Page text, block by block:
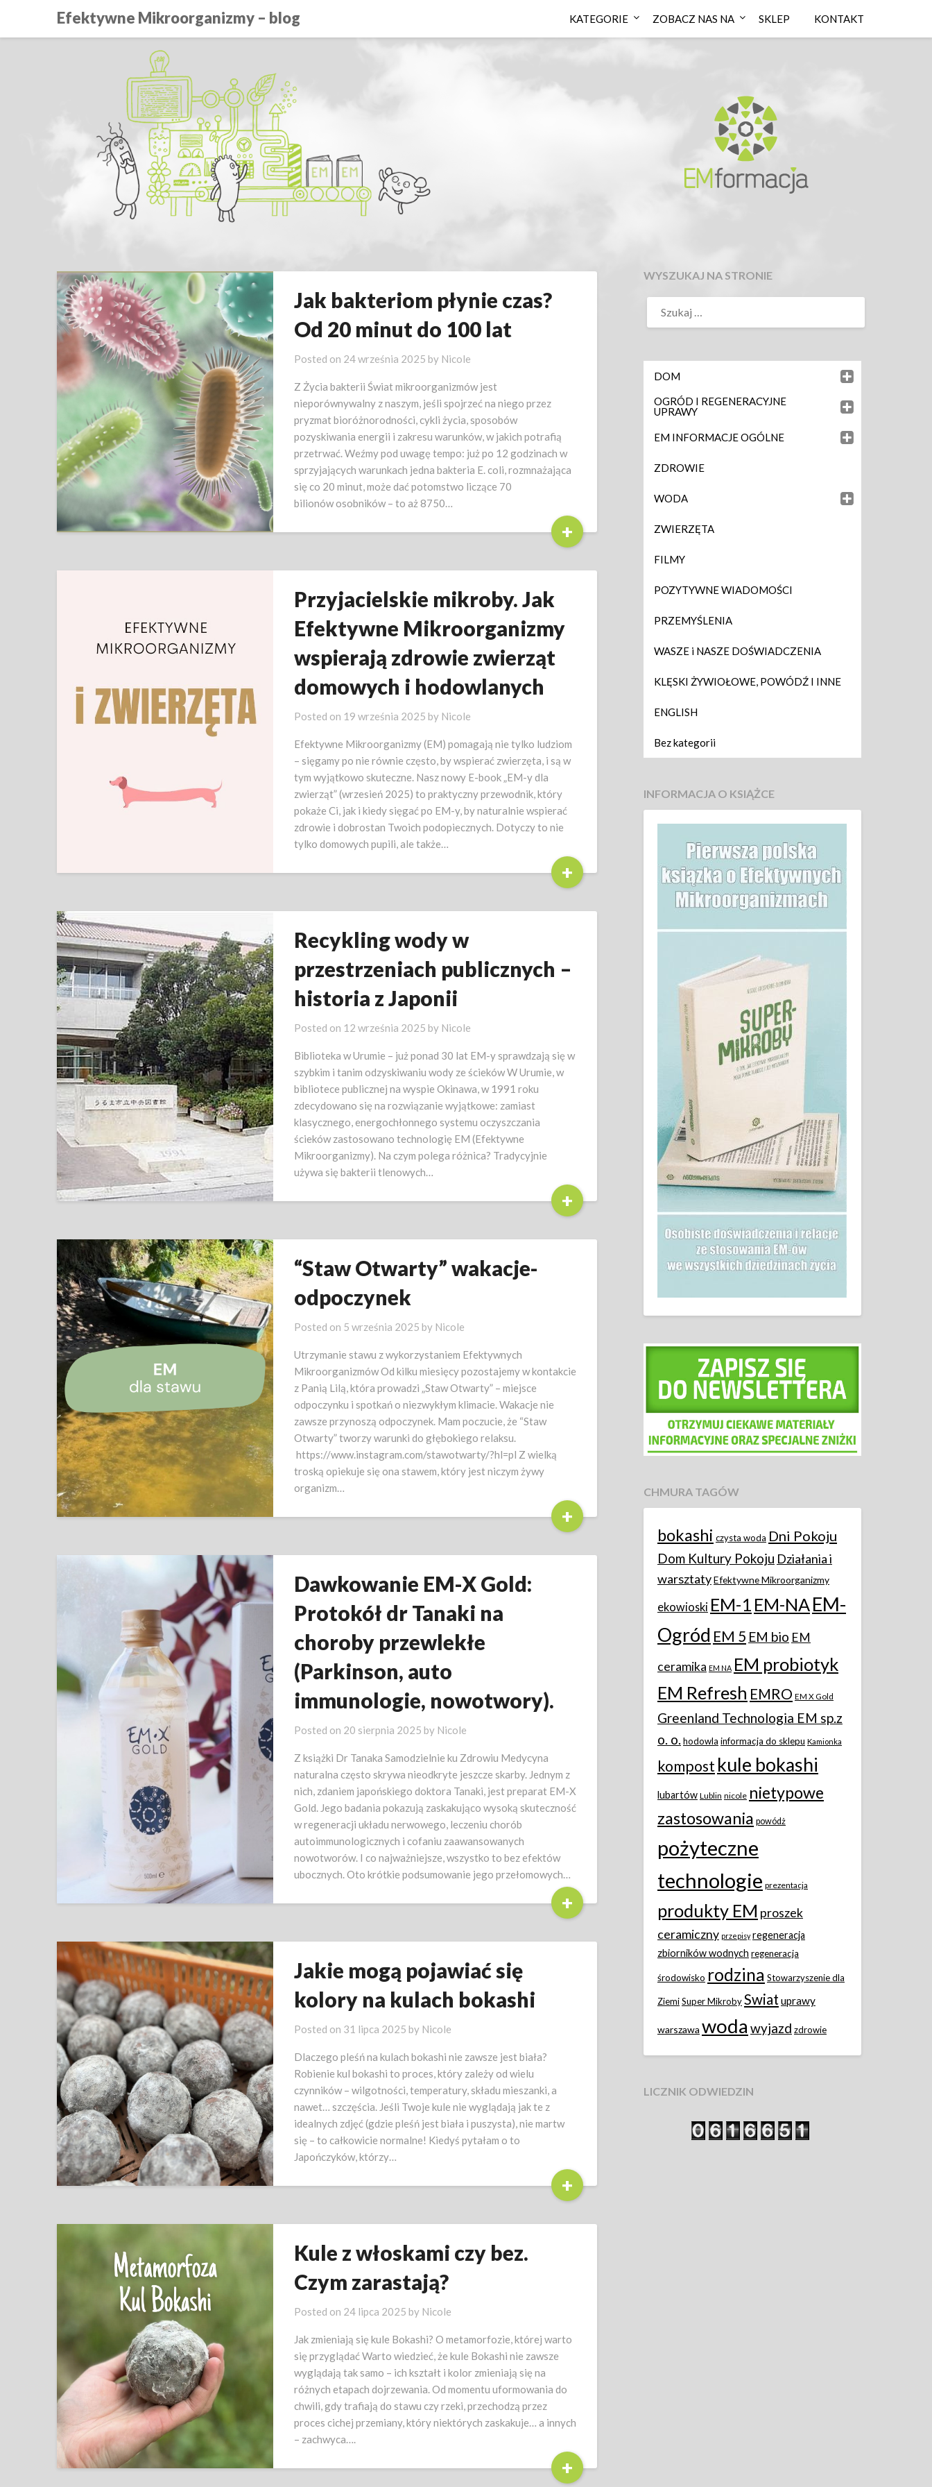
Efektywne Mikroorganizmy – blog KATEGORIE ZOBACZ NAS NA SKLEP KONTAKT
Jak bakteriom płynie czas?
Od 20 minut do 100 lat
Posted on 24 września 2025 by Nicole
Z Życia bakterii Świat mikroorganizmów jest
nieporównywalny z naszym, jeśli spojrzeć na niego przez
pryzmat bioróżnorodności, cykli życia, sposobów
pozyskiwania energii i zakresu warunków, w jakich potrafią
przetrwać. Weźmy pod uwagę tempo: już po 12 godzinach w
sprzyjających warunkach jedna bakteria E. coli, rozmnażająca
się co 20 minut, może dać potomstwo liczące 70
bilionów osobników – to aż 8750…
+
Przyjacielskie mikroby. Jak
Efektywne Mikroorganizmy
wspierają zdrowie zwierząt
domowych i hodowlanych
Posted on 19 września 2025 by Nicole
Efektywne Mikroorganizmy (EM) pomagają nie tylko ludziom
– sięgamy po nie równie często, by wspierać zwierzęta, i są w
tym wyjątkowo skuteczne. Nasz nowy E-book „EM-y dla
zwierząt” (wrzesień 2025) to praktyczny przewodnik, który
pokaże Ci, jak i kiedy sięgać po EM-y, by naturalnie wspierać
zdrowie i dobrostan Twoich podopiecznych. Dotyczy to nie
tylko domowych pupili, ale także…
+
Recykling wody w
przestrzeniach publicznych –
historia z Japonii
Posted on 12 września 2025 by Nicole
Biblioteka w Urumie – już ponad 30 lat EM-y sprawdzają się w
szybkim i tanim odzyskiwaniu wody ze ścieków W Urumie, w
bibliotece publicznej na wyspie Okinawa, w 1991 roku
zdecydowano się na rozwiązanie wyjątkowe: zamiast
klasycznego, energochłonnego systemu oczyszczania
ścieków zastosowano technologię EM (Efektywne
Mikroorganizmy). Na czym polega różnica? Tradycyjnie
używa się bakterii tlenowych…
+
“Staw Otwarty” wakacje-
odpoczynek
Posted on 5 września 2025 by Nicole
Utrzymanie stawu z wykorzystaniem Efektywnych
Mikroorganizmów Od kilku miesięcy pozostajemy w kontakcie
z Panią Lilą, która prowadzi „Staw Otwarty” – miejsce
odpoczynku i spotkań o niezwykłym klimacie. Wakacje nie
zawsze przynoszą odpoczynek. Mam poczucie, że “Staw
Otwarty” tworzy warunki do głębokiego relaksu.
https://www.instagram.com/stawotwarty/?hl=pl Z wielką
troską opiekuje się ona stawem, który jest niczym żywy
organizm…
+
Dawkowanie EM-X Gold:
Protokół dr Tanaki na
choroby przewlekłe
(Parkinson, auto
immunologie, nowotwory).
Posted on 20 sierpnia 2025 by Nicole
Z książki Dr Tanaka Samodzielnie ku Zdrowiu Medycyna
naturalna często skrywa nieodkryte jeszcze skarby. Jednym z
nich, zdaniem japońskiego doktora Tanaki, jest preparat EM-X
Gold. Jego badania pokazują zaskakująco wysoką skuteczność
w regeneracji układu nerwowego, leczeniu chorób
autoimmunologicznych i cofaniu zaawansowanych
nowotworów. I co najważniejsze, wszystko to bez efektów
ubocznych. Oto krótkie podsumowanie jego przełomowych…
+
Jakie mogą pojawiać się
kolory na kulach bokashi
Posted on 31 lipca 2025 by Nicole
Dlaczego pleśń na kulach bokashi nie zawsze jest biała?
Robienie kul bokashi to proces, który zależy od wielu
czynników – wilgotności, temperatury, składu mieszanki, a
nawet… szczęścia. Jeśli Twoje kule nie wyglądają jak te z
idealnych zdjęć (gdzie pleśń jest biała i puszysta), nie martw
się – to całkowicie normalne! Kiedyś pytałam o to
Japończyków, którzy…
+
Kule z włoskami czy bez.
Czym zarastają?
Posted on 24 lipca 2025 by Nicole
Jak zmieniają się kule Bokashi? O metamorfozie, której warto
się przyglądać Warto wiedzieć, że kule Bokashi nie zawsze
wyglądają tak samo – ich kształt i kolor zmieniają się na
różnych etapach dojrzewania. Od momentu uformowania do
chwili, gdy trafiają do stawu czy rzeki, przechodzą przez
proces cichej przemiany, który niektórych zaskakuje… a innych
– zachwyca….
+
WYSZUKAJ NA STRONIE
DOM
OGRÓD I REGENERACYJNE
UPRAWY
EM INFORMACJE OGÓLNE
ZDROWIE
WODA
ZWIERZĘTA
FILMY
POZYTYWNE WIADOMOŚCI
PRZEMYŚLENIA
WASZE i NASZE DOŚWIADCZENIA
KLĘSKI ŻYWIOŁOWE, POWÓDŹ I INNE
ENGLISH
Bez kategorii
INFORMACJA O KSIĄŻCE
CHMURA TAGÓW
bokashi czysta woda Dni Pokoju
Dom Kultury Pokoju Działania i
warsztatyEfektywne Mikroorganizmy
ekowioski EM-1 EM-NAEM-
Ogród EM 5 EM bio EM
ceramika EM NA EM probiotyk
EM Refresh EMRO EM X Gold
Greenland Technologia EM sp.z
o. o.hodowla informacja do sklepu Kamionka
kompost kule bokashi
lubartów Lublin nicole nietypowe
zastosowania powódż
pożyteczne
technologie prezentacja
produkty EM proszek
ceramiczny przepisy regeneracja
zbiorników wodnych regeneracja
środowisko rodzina Stowarzyszenie dla
ZiemiSuper MikrobySwiat uprawy
warszawa woda wyjazd zdrowie
LICZNIK ODWIEDZIN